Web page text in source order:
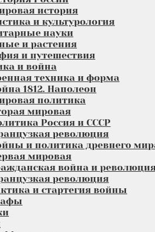
история
и культурология
науки
и растения
и путешествия
и война
техника и форма
1812. Наполеон
политика
мировая
Россия и СССР
революция
и политика древнего
мировая
война и
революция
и стартегия войны